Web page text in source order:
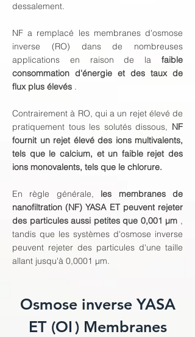
dessalement.
NF a remplacé les membranes d'osmose
inverse (RO) dans de nombreuses
applications en raison de la faible
consommation d'énergie et des taux de
flux plus élevés .
Contrairement à RO, qui a un rejet élevé de
pratiquement tous les solutés dissous, NF
fournit un rejet élevé des ions multivalents,
tels que le calcium, et un faible rejet des
ions monovalents, tels que le chlorure.
En règle générale, les membranes de
nanofiltration (NF) YASA ET peuvent rejeter
des particules aussi petites que 0,001 μm ,
tandis que les systèmes d'osmose inverse
peuvent rejeter des particules d'une taille
allant jusqu'à 0,0001 μm.
Osmose inverse YASA
ET (OI ) Membranes